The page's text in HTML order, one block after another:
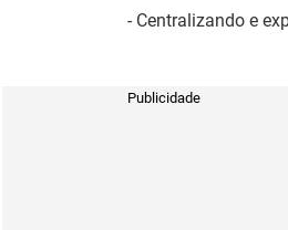
- Centralizando e
Publicidade